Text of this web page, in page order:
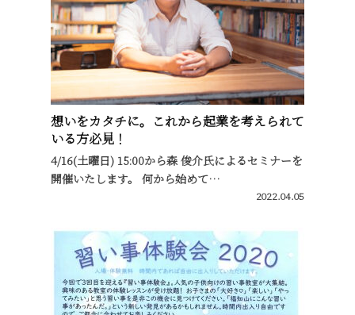
想いをカタチに。これから起業を考えられて
いる方必見！
4/16(土曜日) 15:00から森 俊介氏によるセミナーを
開催いたします。 何から始めて…
2022.04.05